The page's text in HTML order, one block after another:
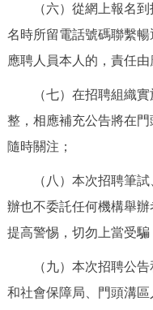
（六）從網上報名到
名時所留電話號碼聯繫
應聘人員本人的，責任由
（七）在招聘組織實
整，相應補充公告將在
隨時關注；
（八）本次招聘筆試
辦也不委託任何機構舉
提高警惕，切勿上當受騙
（九）本次招聘公告
和社會保障局、門頭溝區